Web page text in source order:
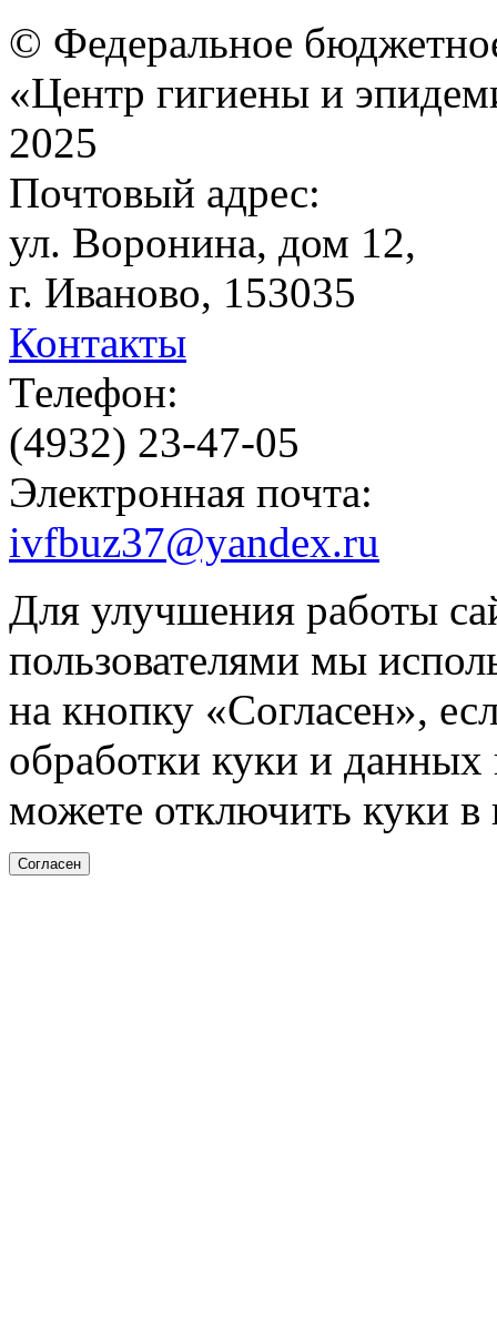
© Федеральное
«Центр гигиены и
2025
Почтовый адрес:
ул. Воронина, дом 12,
г. Иваново, 153035
Контакты
Телефон:
(4932) 23-47-05
Электронная почта:
ivfbuz37@yandex.ru
Для улучшения работы
пользователями мы
на кнопку «Согласен»,
обработки куки и данных
можете отключить куки в
Согласен